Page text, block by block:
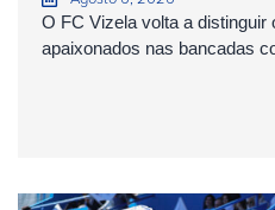
O FC Vizela volta a distinguir
apaixonados nas bancadas